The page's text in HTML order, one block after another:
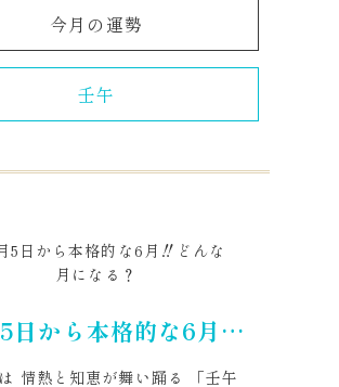
今月の運勢
壬午
日から本格的な6月‼️
な月になる？
情熱と知恵が舞い踊る 「壬午